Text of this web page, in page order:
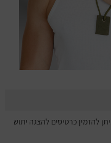
להזמין כרטיסים להצגה יתוש